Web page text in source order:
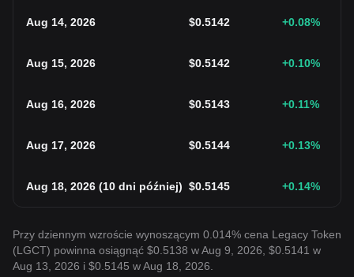
Aug 14, 2026 $0.5142 +0.08%
Aug 15, 2026 $0.5142 +0.10%
Aug 16, 2026 $0.5143 +0.11%
Aug 17, 2026 $0.5144 +0.13%
Aug 18, 2026 (10 dni później) $0.5145 +0.14%
Przy dziennym wzroście wynoszącym 0.014% cena Legacy Token
(LGCT) powinna osiągnąć $0.5138 w Aug 9, 2026, $0.5141 w
Aug 13, 2026 i $0.5145 w Aug 18, 2026.